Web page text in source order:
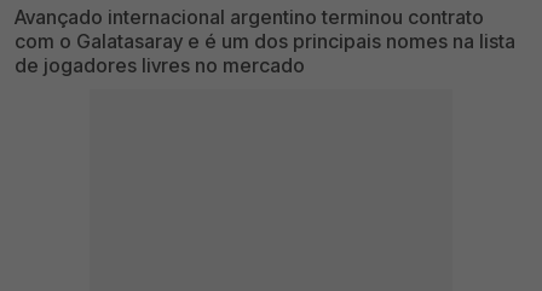
Avançado internacional argentino terminou contrato
com o Galatasaray e é um dos principais nomes na lista
de jogadores livres no mercado